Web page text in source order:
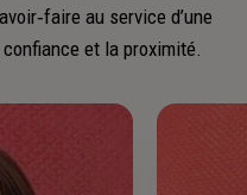
au service d’une
et la proximité.